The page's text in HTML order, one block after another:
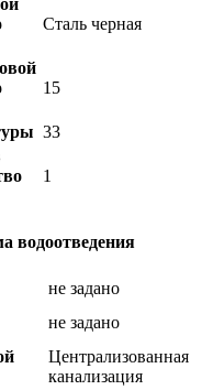
Сталь черная
15
33
1
водоотведения
не задано
не задано
Централизованная
канализация